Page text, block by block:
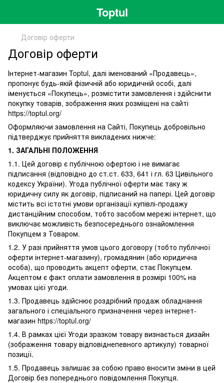
Toptul
Договір оферти
Договір оферти
Інтернет-магазин Toptul, далі іменований «Продавець»,
пропонує будь-якій фізичній або юридичній особі, далі
іменується «Покупець», розмістити замовлення і здійснити
покупку товарів, зображення яких розміщені на сайті
https://toptul.org/
Оформляючи замовлення на Сайті, Покупець добровільно
підтверджує прийняття викладених нижче:
1. ЗАГАЛЬНІ ПОЛОЖЕННЯ
1.1. Цей договір є публічною офертою і не вимагає
підписання (відповідно до ст.ст. 633, 641 і гл. 63 Цивільного
кодексу України). Угода публічної оферти має таку ж
юридичну силу як договір, підписаний на папері. Цей договір
містить всі істотні умови організації купівлі-продажу
дистанційним способом, тобто засобом мережі інтернет, що
виключає можливість безпосереднього ознайомлення
Покупцем з Товаром.
1.2. У разі прийняття умов цього договору (тобто публічної
оферти інтернет-магазину), громадянин (або юридична
особа), що проводить акцепт оферти, стає Покупцем.
Акцептом є факт оплати замовлення в розмірі 100% на
умовах цієї угоди.
1.3. Продавець здійснює роздрібний продаж обладнання
загального і спеціального призначення через інтернет-
магазин https://toptul.org/
1.4. В рамках цієї Угоди зразком товару визнається дизайн
(зображення товару відповіднепевного артикулу) товарної
позиції.
1.5. Продавець залишає за собою право вносити зміни в цей
Договір без попереднього повідомлення Покупця.